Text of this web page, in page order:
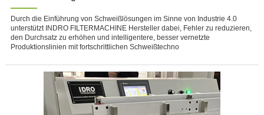
Durch die Einführung von Schweißlösungen im Sinne von Industrie 4.0
unterstützt INDRO FILTERMACHINE Hersteller dabei, Fehler zu reduzieren,
den Durchsatz zu erhöhen und intelligentere, besser vernetzte
Produktionslinien mit fortschrittlichen Schweißtechno